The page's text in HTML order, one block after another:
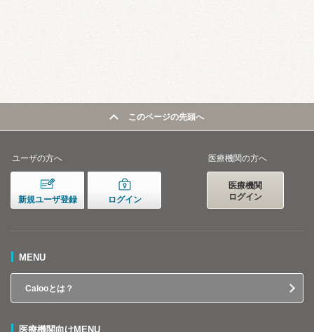
このページの先頭へ
ユーザの方へ
新規ユーザ登録 ログイン
医療機関の方へ
医療機関
ログイン
MENU
Calooとは？
医療機関向けMENU